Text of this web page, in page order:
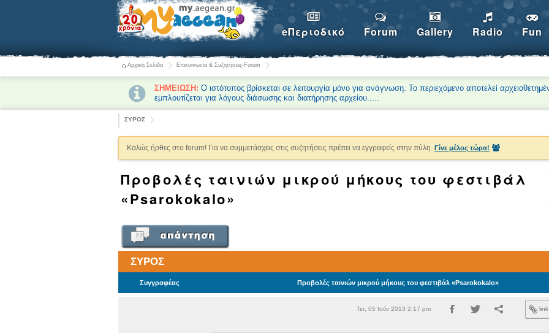
eΠεριοδικό Forum Gallery Radio Fun
Αρχική Σελίδα Επικοινωνία & Συζητήσεις-Forum
ΣΗΜΕΙΩΣΗ: Ο ιστότοπος βρίσκεται σε λειτουργία μόνο για ανάγνωση. Το περιεχόμενο αποτελεί
εμπλουτίζεται για λόγους διάσωσης και διατήρησης αρχείου.....
ΣΥΡΟΣ
Καλώς ήρθες στο forum! Για να συμμετάσχεις στις συζητήσεις πρέπει να εγγραφείς στην πύλη. Γίνε μέλος τώρα!
Προβολές ταινιών μικρού μήκους του φεστιβάλ
«Psarokokalo»
ΣΥΡΟΣ
Συγγραφέας Προβολές ταινιών μικρού μήκους του φεστιβάλ «Psarokokalo»
Τετ, 05 Ιούν 2013 2:17 pm